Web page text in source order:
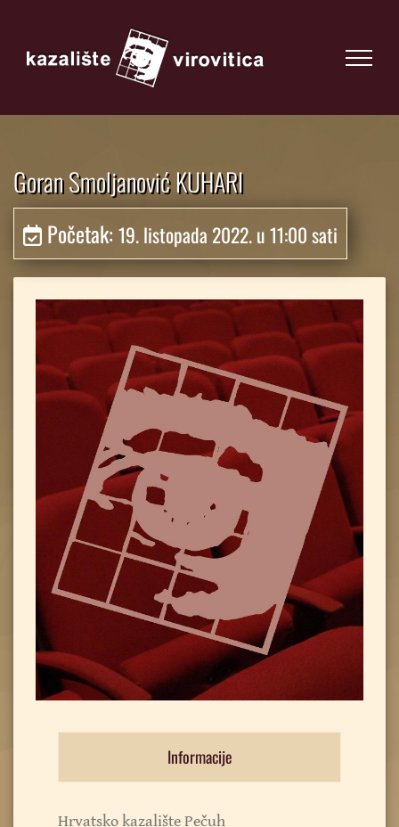
Goran Smoljanović KUHARI
Početak: 19. listopada 2022. u 11:00 sati
Informacije
Hrvatsko kazalište Pečuh